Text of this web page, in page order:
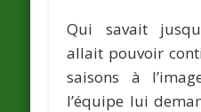
Qui savait
allait pouvoir
saisons à
l’équipe lui